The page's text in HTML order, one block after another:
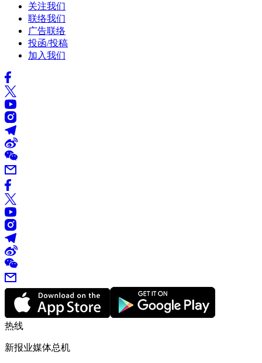
关注我们
联络我们
广告联络
投函/投稿
加入我们
热线
新报业媒体总机